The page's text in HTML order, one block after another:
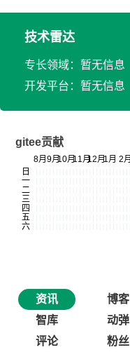
技术雷达
专长领域：暂无信息
开发平台：暂无信息
gitee贡献
资讯 博客
智库
动弹
评论
粉丝